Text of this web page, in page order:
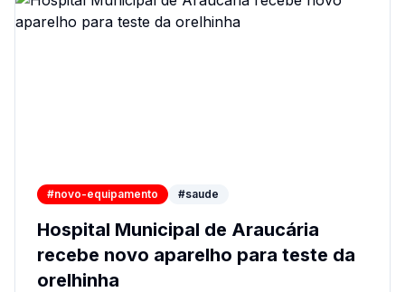
#novo-equipamento #saude
Hospital Municipal de Araucária
recebe novo aparelho para teste da
orelhinha